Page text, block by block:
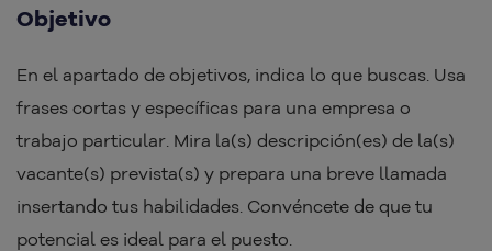
Objetivo
En el apartado de objetivos, indica lo que buscas. Usa
frases cortas y específicas para una empresa o
trabajo particular. Mira la(s) descripción(es) de la(s)
vacante(s) prevista(s) y prepara una breve llamada
insertando tus habilidades. Convéncete de que tu
potencial es ideal para el puesto.